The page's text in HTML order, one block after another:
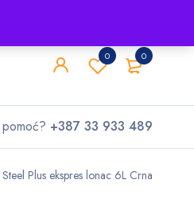
0
0
+387 33 933 489
Plus ekspres lonac 6L Crna